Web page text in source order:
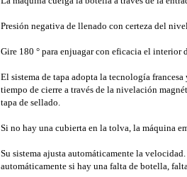
Presión negativa de llenado con certeza del
Gire 180 ° para enjuagar con eficacia el interior
El sistema de tapa adopta la tecnología
tiempo de cierre a través de la nivelación
tapa de sellado.
Si no hay una cubierta en la tolva, la máquina
Su sistema ajusta automáticamente la
automáticamente si hay una falta de botella,